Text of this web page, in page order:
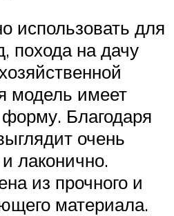
использовать для
похода на дачу
модель имеет
Благодаря
очень
лаконично.
из прочного и
материала.